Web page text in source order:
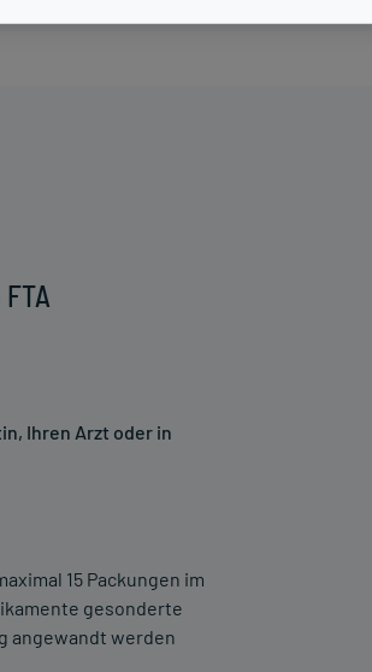
Ihren Arzt oder in
15 Packungen im
gesonderte
angewandt werden